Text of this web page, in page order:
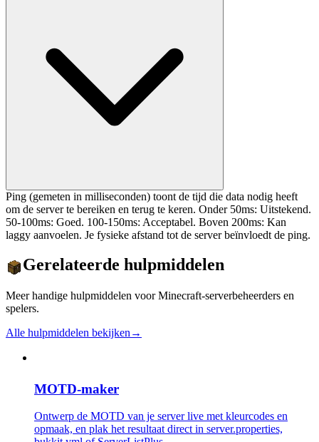
Ping (gemeten in milliseconden) toont de tijd die data nodig heeft
om de server te bereiken en terug te keren. Onder 50ms: Uitstekend.
50-100ms: Goed. 100-150ms: Acceptabel. Boven 200ms: Kan
laggy aanvoelen. Je fysieke afstand tot de server beïnvloedt de ping.
Gerelateerde hulpmiddelen
Meer handige hulpmiddelen voor Minecraft-serverbeheerders en
spelers.
Alle hulpmiddelen bekijken →
MOTD-maker
Ontwerp de MOTD van je server live met kleurcodes en
opmaak, en plak het resultaat direct in server.properties,